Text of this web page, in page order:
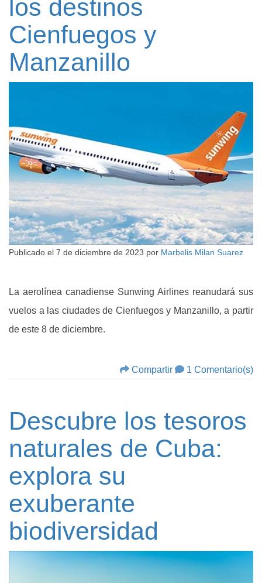
los destinos
Cienfuegos y
Manzanillo
Publicado el 7 de diciembre de 2023 por Marbelis Milan Suarez
La aerolínea canadiense Sunwing Airlines reanudará sus
vuelos a las ciudades de Cienfuegos y Manzanillo, a partir
de este 8 de diciembre.
Compartir 1 Comentario(s)
Descubre los tesoros
naturales de Cuba:
explora su
exuberante
biodiversidad